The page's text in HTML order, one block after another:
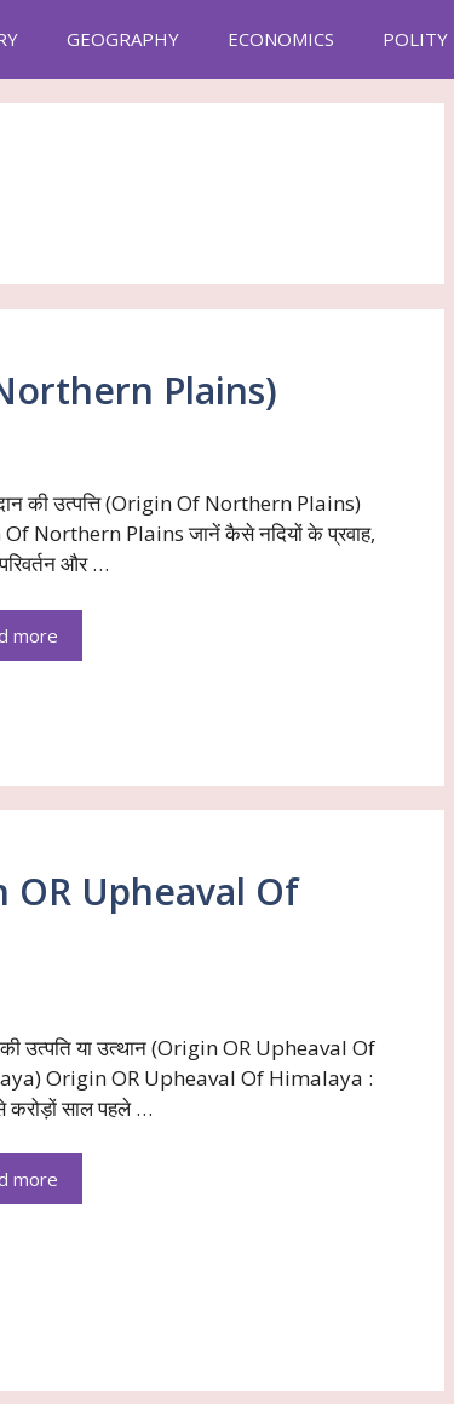
GEOGRAPHY ECONOMICS POLITY
Northern Plains)
की उत्पत्ति (Origin Of Northern Plains)
Northern Plains जानें कैसे नदियों के प्रवाह,
और …
more
OR Upheaval Of
की उत्पति या उत्थान (Origin OR Upheaval Of
Origin OR Upheaval Of Himalaya :
साल पहले …
more